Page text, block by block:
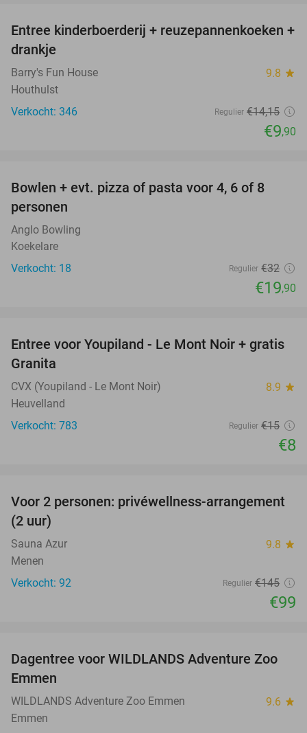
30%
Entree kinderboerderij + reuzepannenkoeken +
drankje
Barry's Fun House 9.8 star
Houthulst
Verkocht: 346
Regulier €14,15
€9,90
Bowlen + evt. pizza of pasta voor 4, 6 of 8
personen
Anglo Bowling
Koekelare
Verkocht: 18
Regulier €32
€19,90
47%
Entree voor Youpiland - Le Mont Noir + gratis
Granita
CVX (Youpiland - Le Mont Noir) 8.9 star
Heuvelland
Verkocht: 783
Regulier €15
€8
32%
Voor 2 personen: privéwellness-arrangement
(2 uur)
Sauna Azur 9.8 star
Menen
Verkocht: 92
Regulier €145
€99
24%
Dagentree voor WILDLANDS Adventure Zoo
Emmen
WILDLANDS Adventure Zoo Emmen 9.6 star
Emmen